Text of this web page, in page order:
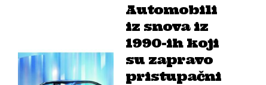
Automobili
iz snova iz
1990-ih koji
su zapravo
pristupačni